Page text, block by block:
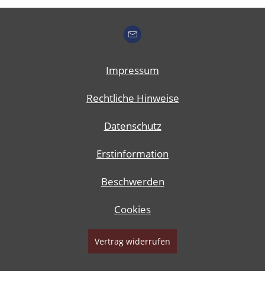
Impressum
Rechtliche Hinweise
Datenschutz
Erstinformation
Beschwerden
Cookies
Vertrag widerrufen